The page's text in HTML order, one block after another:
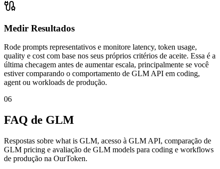
Medir Resultados
Rode prompts representativos e monitore latency, token usage,
quality e cost com base nos seus próprios critérios de aceite. Essa é a
última checagem antes de aumentar escala, principalmente se você
estiver comparando o comportamento de GLM API em coding,
agent ou workloads de produção.
06
FAQ de GLM
Respostas sobre what is GLM, acesso à GLM API, comparação de
GLM pricing e avaliação de GLM models para coding e workflows
de produção na OurToken.